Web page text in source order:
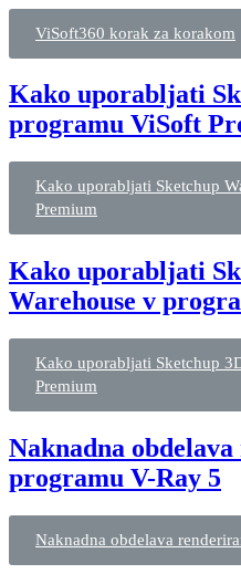
ViSoft360 korak za korakom
Kako uporabljati
programu ViSoft
Kako uporabljati Sketchup
Premium
Kako uporabljati
Warehouse v
Kako uporabljati Sketchup
Premium
Naknadna
programu V-Ray 5
Naknadna obdelava